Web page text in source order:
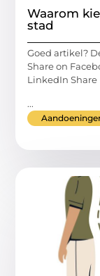
Waarom
stad
Goed artikel?
Share on
LinkedIn Share
...